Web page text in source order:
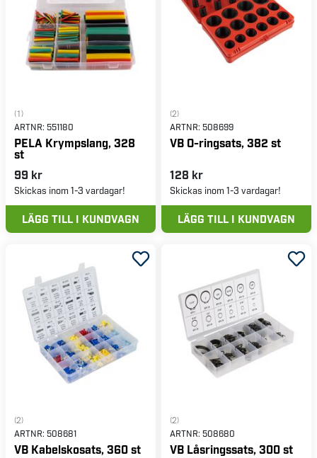
(1)
ARTNR: 551180
PELA Krympslang, 328
st
99 kr
Skickas inom 1-3 vardagar!
LÄGG TILL I KUNDVAGN
(2)
ARTNR: 508699
VB O-ringsats, 382 st
128 kr
Skickas inom 1-3 vardagar!
LÄGG TILL I KUNDVAGN
(2)
ARTNR: 508681
VB Kabelskosats, 360 st
(2)
ARTNR: 508680
VB Låsringssats, 300 st